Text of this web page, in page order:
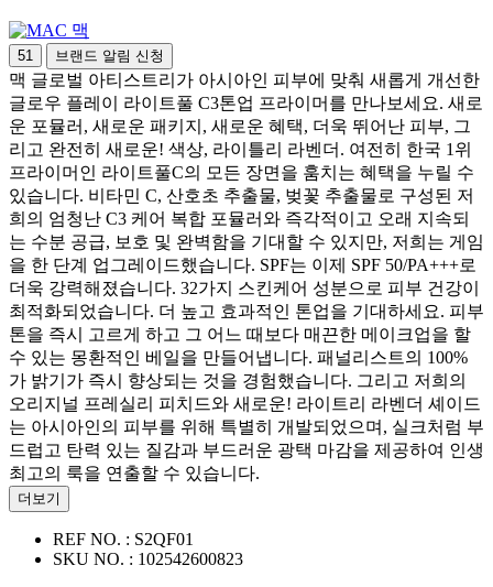
맥
51 브랜드 알림 신청
맥 글로벌 아티스트리가 아시아인 피부에 맞춰 새롭게 개선한
글로우 플레이 라이트풀 C3톤업 프라이머를 만나보세요. 새로
운 포뮬러, 새로운 패키지, 새로운 혜택, 더욱 뛰어난 피부, 그
리고 완전히 새로운! 색상, 라이틀리 라벤더. 여전히 한국 1위
프라이머인 라이트풀C의 모든 장면을 훔치는 혜택을 누릴 수
있습니다. 비타민 C, 산호초 추출물, 벚꽃 추출물로 구성된 저
희의 엄청난 C3 케어 복합 포뮬러와 즉각적이고 오래 지속되
는 수분 공급, 보호 및 완벽함을 기대할 수 있지만, 저희는 게임
을 한 단계 업그레이드했습니다. SPF는 이제 SPF 50/PA+++로
더욱 강력해졌습니다. 32가지 스킨케어 성분으로 피부 건강이
최적화되었습니다. 더 높고 효과적인 톤업을 기대하세요. 피부
톤을 즉시 고르게 하고 그 어느 때보다 매끈한 메이크업을 할
수 있는 몽환적인 베일을 만들어냅니다. 패널리스트의 100%
가 밝기가 즉시 향상되는 것을 경험했습니다. 그리고 저희의
오리지널 프레실리 피치드와 새로운! 라이트리 라벤더 셰이드
는 아시아인의 피부를 위해 특별히 개발되었으며, 실크처럼 부
드럽고 탄력 있는 질감과 부드러운 광택 마감을 제공하여 인생
최고의 룩을 연출할 수 있습니다.
더보기
REF NO. : S2QF01
SKU NO. : 102542600823